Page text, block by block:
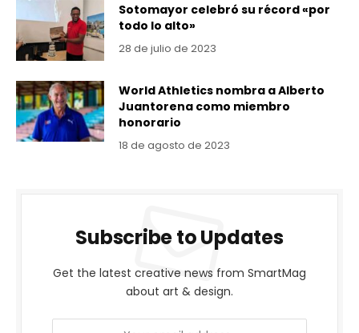
Sotomayor celebró su récord «por
todo lo alto»
28 de julio de 2023
World Athletics nombra a Alberto
Juantorena como miembro
honorario
18 de agosto de 2023
Subscribe to Updates
Get the latest creative news from SmartMag
about art & design.